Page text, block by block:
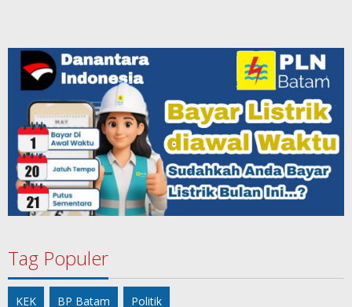
Tag Populer
KEK BP Batam Politik